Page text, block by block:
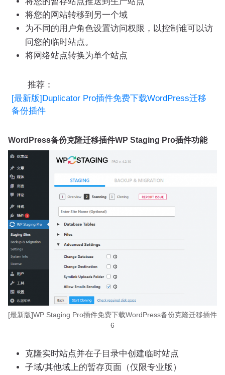
将您的网站转移到另一个域
为不同的用户角色设置访问权限，以控制谁可以访
问您的临时站点。
将网络站点转换为单个站点
推荐：
[最新版]Duplicator Pro插件免费下载WordPress迁移
备份插件
WordPress备份克隆迁移插件WP Staging Pro插件功能
[最新版]WP Staging Pro插件免费下载WordPress备份克隆迁移插件
6
克隆实时站点并在子目录中创建临时站点
子域/其他域上的暂存页面（仅限专业版）